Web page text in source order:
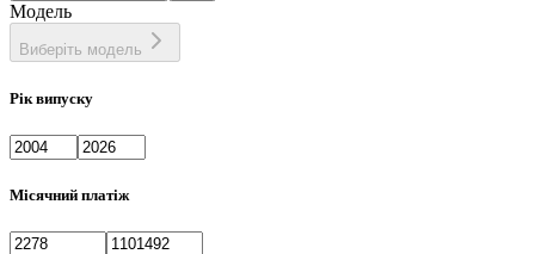
Модель
Виберіть модель
Рік випуску
Місячний платіж